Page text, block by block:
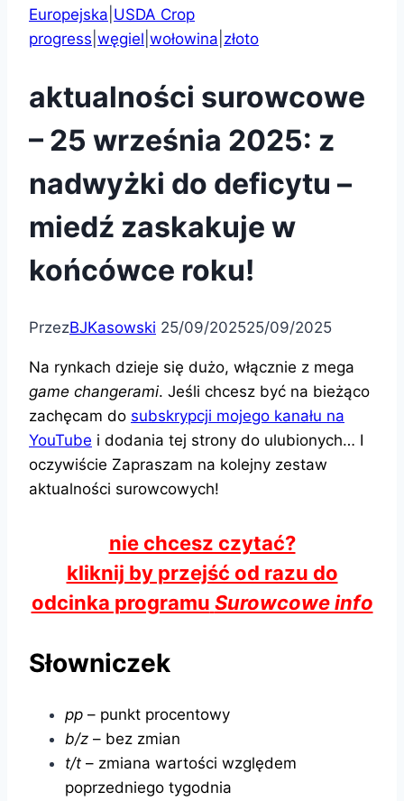
Europejska USDA Crop
progress węgiel wołowina złoto
aktualności surowcowe
– 25 września 2025: z
nadwyżki do deficytu –
miedź zaskakuje w
końcówce roku!
PrzezBJKasowski 25/09/202525/09/2025
Na rynkach dzieje się dużo, włącznie z mega
game changerami. Jeśli chcesz być na bieżąco
zachęcam do subskrypcji mojego kanału na
YouTube i dodania tej strony do ulubionych… I
oczywiście Zapraszam na kolejny zestaw
aktualności surowcowych!
nie chcesz czytać?
kliknij by przejść od razu do
odcinka programu Surowcowe info
Słowniczek
pp – punkt procentowy
b/z – bez zmian
t/t – zmiana wartości względem
poprzedniego tygodnia